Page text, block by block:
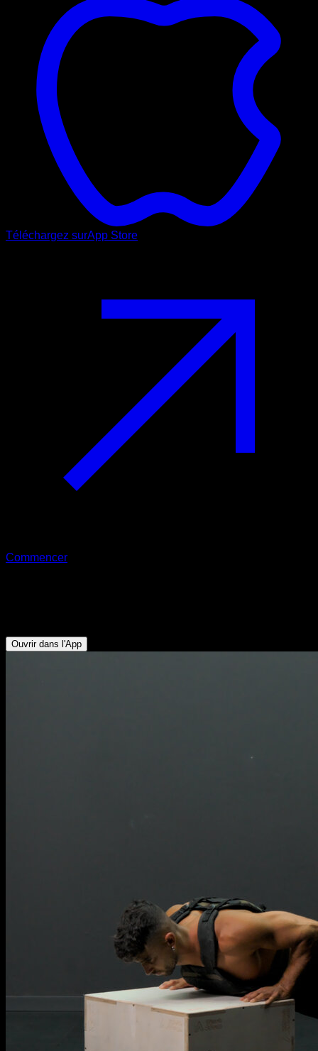
Téléchargez surApp Store
Commencer
Ouvrir dans l'App